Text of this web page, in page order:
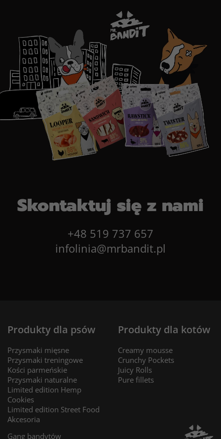
Skontaktuj się z nami
+48 519 737 657
infolinia@mrbandit.pl
Produkty dla psów
Przysmaki mięsne
Przysmaki treningowe
Kości parmeńskie
Przysmaki naturalne
Limited edition Hemp
Cookies
Limited edition Street Food
Akcesoria
Produkty dla kotów
Creamy mousse
Crunchy Pockets
Juicy Rolls
Pure fillets
Gang bandytów